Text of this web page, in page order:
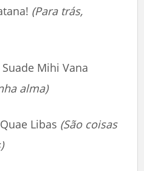
(Para trás,
Mihi Vana
alma)
Libas (São coisas